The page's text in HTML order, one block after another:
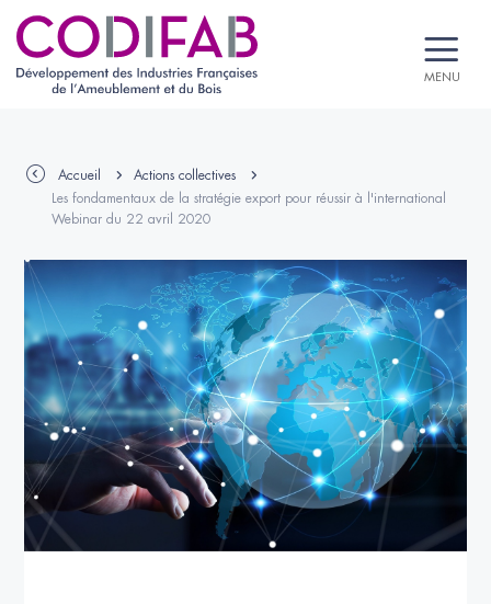
MENU
Accueil
Actions collectives
Les fondamentaux de la stratégie export pour réussir à l'international
Webinar du 22 avril 2020